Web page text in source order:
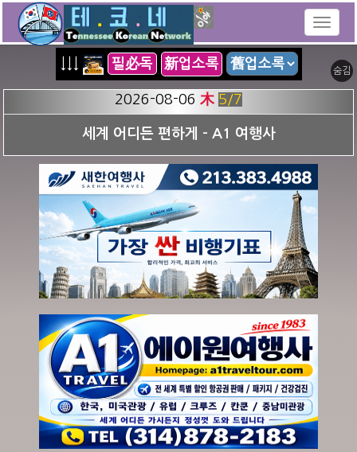
숨김
필必독 新업소록
2026-08-06 木 5/7
세계 어디든 편하게 - A1 여행사